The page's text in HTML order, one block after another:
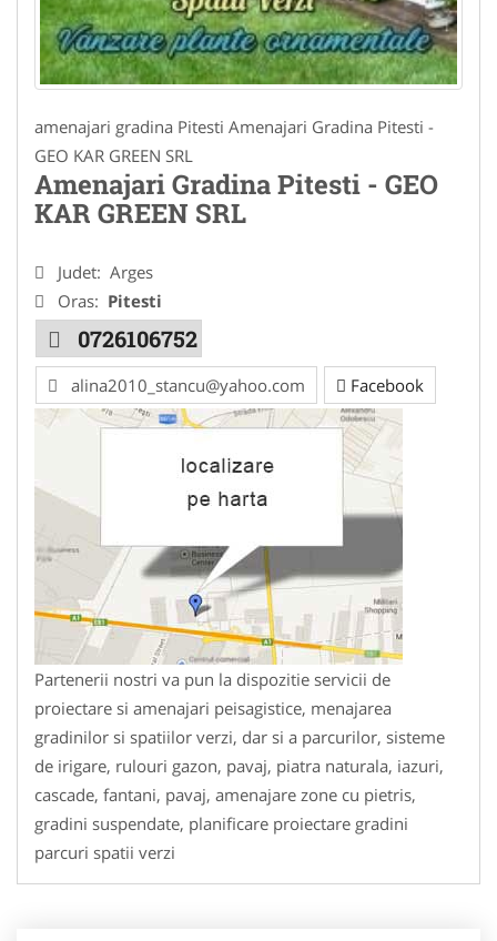
amenajari gradina Pitesti Amenajari Gradina Pitesti -
GEO KAR GREEN SRL
Amenajari Gradina Pitesti - GEO
KAR GREEN SRL
Judet: Arges
Oras: Pitesti
0726106752
alina2010_stancu@yahoo.com Facebook
Partenerii nostri va pun la dispozitie servicii de
proiectare si amenajari peisagistice, menajarea
gradinilor si spatiilor verzi, dar si a parcurilor, sisteme
de irigare, rulouri gazon, pavaj, piatra naturala, iazuri,
cascade, fantani, pavaj, amenajare zone cu pietris,
gradini suspendate, planificare proiectare gradini
parcuri spatii verzi